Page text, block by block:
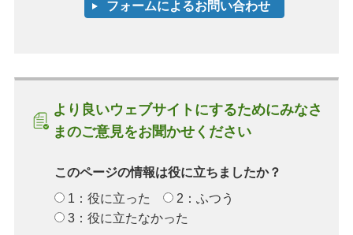
より良いウェブサイトにするためにみなさ
まのご意見をお聞かせください
このページの情報は役に立ちましたか？
1：役に立った
2：ふつう
3：役に立たなかった